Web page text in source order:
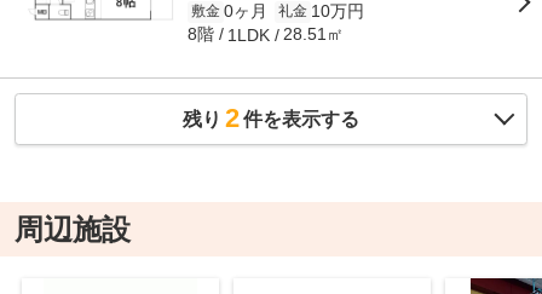
敷金 0ヶ月 礼金 10万円
8階 1LDK 28.51㎡
残り 2件を表示する
周辺施設